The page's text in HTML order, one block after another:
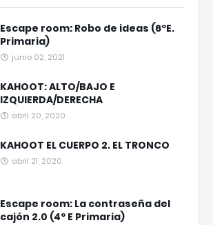
Escape room: Robo de ideas (6ºE.
Primaria)
junio 02, 2021
KAHOOT: ALTO/BAJO E
IZQUIERDA/DERECHA
abril 20, 2020
KAHOOT EL CUERPO 2. EL TRONCO
abril 21, 2020
Escape room: La contraseña del
cajón 2.0 (4º E Primaria)